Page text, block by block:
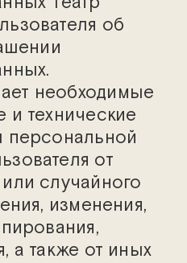
об
необходимые
и технические
от
случайного
изменения,
а также от иных